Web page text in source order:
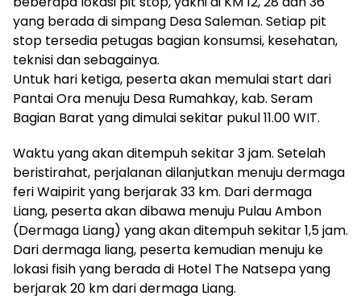
yang berada di simpang Desa Saleman. Setiap pit
stop tersedia petugas bagian konsumsi, kesehatan,
teknisi dan sebagainya.
Untuk hari ketiga, peserta akan memulai start dari
Pantai Ora menuju Desa Rumahkay, kab. Seram
Bagian Barat yang dimulai sekitar pukul 11.00 WIT.
Waktu yang akan ditempuh sekitar 3 jam. Setelah
beristirahat, perjalanan dilanjutkan menuju dermaga
feri Waipirit yang berjarak 33 km. Dari dermaga
Liang, peserta akan dibawa menuju Pulau Ambon
(Dermaga Liang) yang akan ditempuh sekitar 1,5 jam.
Dari dermaga liang, peserta kemudian menuju ke
lokasi fisih yang berada di Hotel The Natsepa yang
berjarak 20 km dari dermaga Liang.